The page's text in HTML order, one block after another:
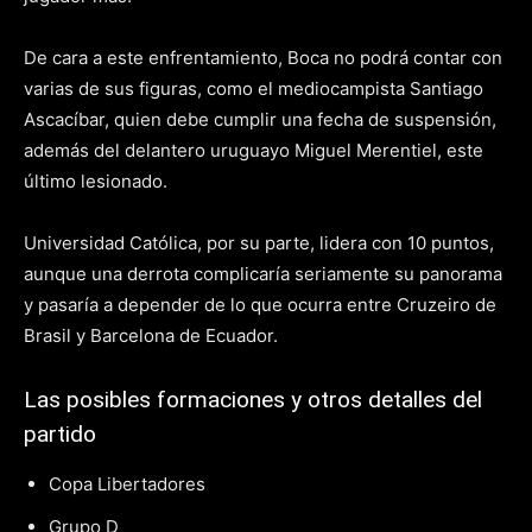
De cara a este enfrentamiento, Boca no podrá contar con
varias de sus figuras, como el mediocampista Santiago
Ascacíbar, quien debe cumplir una fecha de suspensión,
además del delantero uruguayo Miguel Merentiel, este
último lesionado.
Universidad Católica, por su parte, lidera con 10 puntos,
aunque una derrota complicaría seriamente su panorama
y pasaría a depender de lo que ocurra entre Cruzeiro de
Brasil y Barcelona de Ecuador.
Las posibles formaciones y otros detalles del
partido
Copa Libertadores
Grupo D